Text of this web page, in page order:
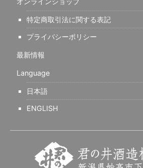
特定商取引法に関する表記
プライバシーポリシー
最新情報
Language
日本語
ENGLISH